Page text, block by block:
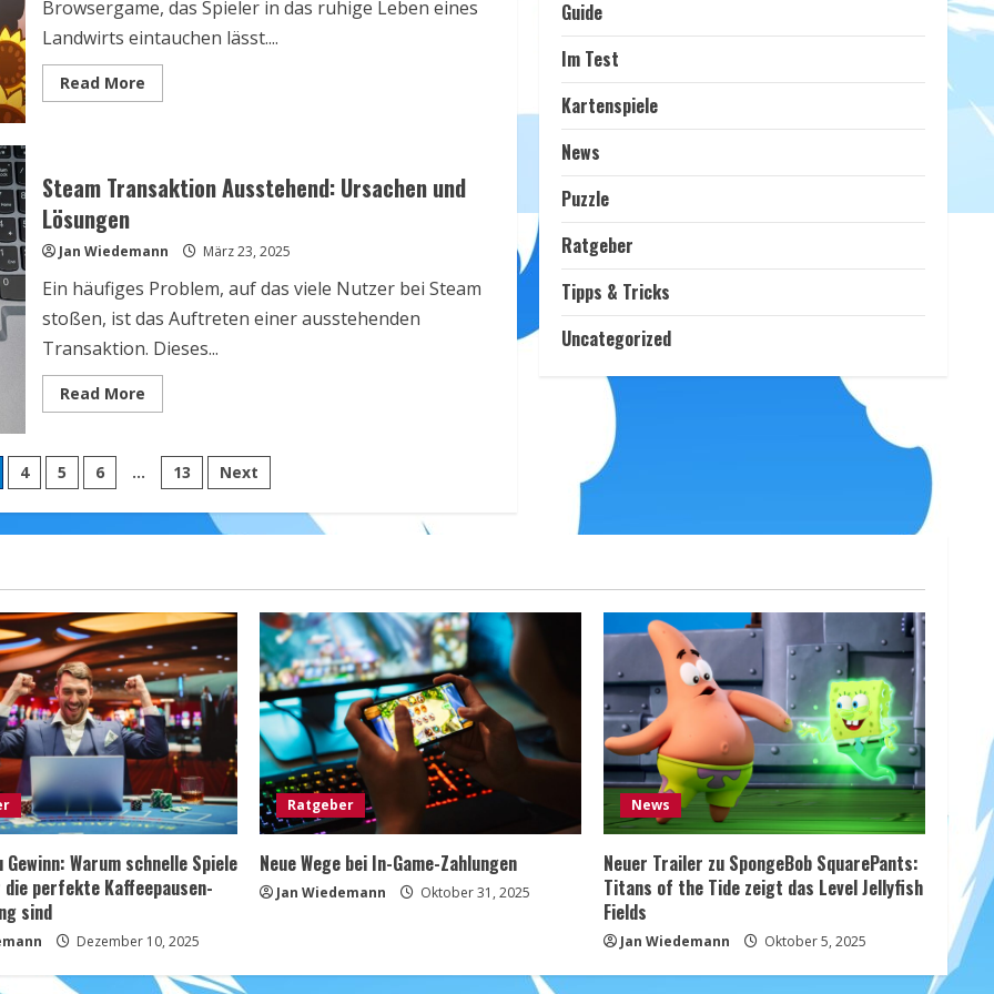
Browsergame, das Spieler in das ruhige Leben eines
Landwirts eintauchen lässt....
Read MoreRead
more
Browsergame:
Ultimativer
und
Steam Transaktion Ausstehend: Ursachen und
Lösungen
Jan Wiedemann März 23, 2025
Ein häufiges Problem, auf das viele Nutzer bei Steam
stoßen, ist das Auftreten einer ausstehenden
Transaktion. Dieses...
Read MoreRead
more
Transaktion
Ausstehend:
Ursachen
Lösungen
4 5 6 … 13 Next
Guide
Im Test
Kartenspiele
News
Puzzle
Ratgeber
Tipps & Tricks
Uncategorized
Gewinn: Warum schnelle Spiele
die perfekte Kaffeepausen-
sind
Dezember 10, 2025
Ratgeber
Neue Wege bei In-Game-Zahlungen
Jan Wiedemann Oktober 31, 2025
News
Neuer Trailer zu SpongeBob SquarePants:
Titans of the Tide zeigt das Level Jellyfish
Fields
Jan Wiedemann Oktober 5, 2025